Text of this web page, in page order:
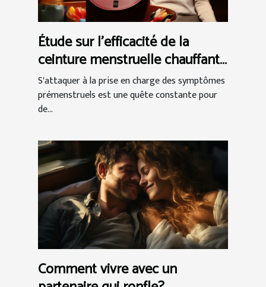
Étude sur l'efficacité de la
ceinture menstruelle chauffante
dans la gestion du syndrome
prémenstruel
S'attaquer à la prise en charge des symptômes
prémenstruels est une quête constante pour
de...
Comment vivre avec un